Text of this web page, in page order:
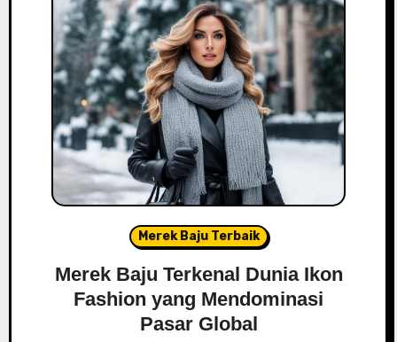
Merek Baju Terbaik
Merek Baju Terkenal Dunia Ikon
Fashion yang Mendominasi
Pasar Global